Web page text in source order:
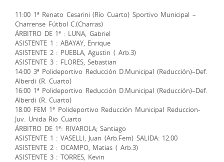
11:00 1ª Renato Cesarini (Río Cuarto) Sportivo Municipal –
Charrense Fútbol C.(Charras)
ÁRBITRO DE 1ª : LUNA, Gabriel
ASISTENTE 1 : ABAYAY, Enrique
ASISTENTE 2 : PUEBLA, Agustin ( Arb.3)
ASISTENTE 3 : FLORES, Sebastian
14:00 3ª Polideportivo Reducción D.Municipal (Reducción)–Def.
Alberdi (R. Cuarto)
16:00 1ª Polideportivo Reducción D.Municipal (Reducción)–Def.
Alberdi (R. Cuarto)
18.00 FEM 1ª Polideportivo Reducción Municipal Reduccion-
Juv. Unida Rio Cuarto
ÁRBITRO DE 1ª: RIVAROLA; Santiago
ASISTENTE 1 : VASELLI, Juan (Arb.Fem) SALIDA: 12.00
ASISTENTE 2 : OCAMPO, Matias ( Arb.3)
ASISTENTE 3 : TORRES, Kevin